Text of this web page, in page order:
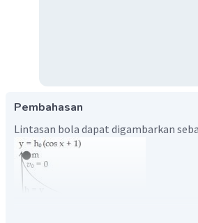
Pembahasan
Lintasan bola dapat digambarkan